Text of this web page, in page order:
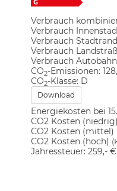
Verbrauch
Verbrauch
Verbrauch
Verbrauch
Verbrauch
CO2-Emissionen:
CO2-Klasse: D
Download
Energiekosten bei
CO2 Kosten (niedrig)
CO2 Kosten (mittel)
CO2 Kosten (hoch)
Jahressteuer: 259,- €